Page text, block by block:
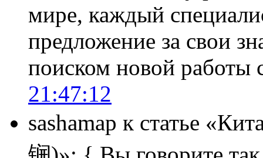
мире, каждый
предложение за свои
поиском новой
21:47:12
sashamap к статье